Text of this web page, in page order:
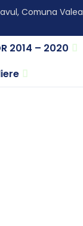
Comuna Valea
2014 – 2020